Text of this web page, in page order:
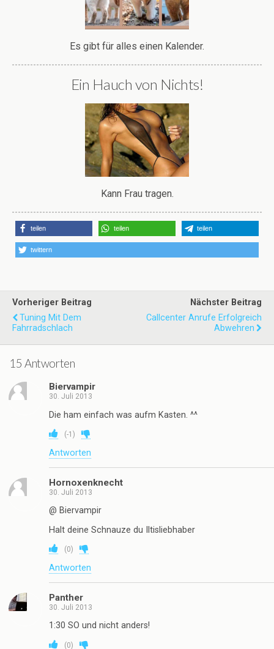
Es gibt für alles einen Kalender.
Ein Hauch von Nichts!
Kann Frau tragen.
teilen teilen teilen
twittern
Vorheriger Beitrag
Tuning Mit Dem
Fahrradschlach
Nächster Beitrag
Callcenter Anrufe Erfolgreich
Abwehren
15 Antworten
Biervampir
30. Juli 2013
Die ham einfach was aufm Kasten. ^^
(-1 )
Antworten
Hornoxenknecht
30. Juli 2013
@ Biervampir
Halt deine Schnauze du Iltisliebhaber
(0)
Antworten
Panther
30. Juli 2013
1:30 SO und nicht anders!
(0)